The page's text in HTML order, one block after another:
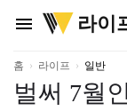
menu
위
키
리
라이
홈 라이프 일반
벌써 7월